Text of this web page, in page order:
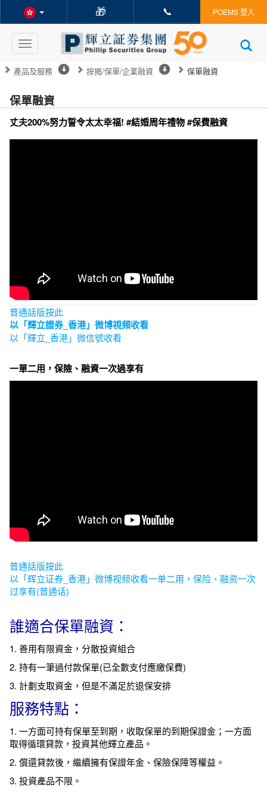
🎁 📞 POEMS 登入
Toggle
navigation
產品及服務 按揭/保單/企業融資 保單融資
保單融資
丈夫200%努力誓令太太幸福! #結婚周年禮物 #保費融資
普通話版按此
以「輝立證券_香港」微博視頻收看
以「輝立_香港」微信號收看
一單二用，保險、融資一次過享有
普通話版按此
以「辉立证券_香港」微博视频收看一单二用，保险、融资一次
过享有(普通话)
誰適合保單融資：
1. 善用有限資金，分散投資組合
2. 持有一筆過付款保單(已全數支付應繳保費)
3. 計劃支取資金，但是不滿足於退保安排
服務特點：
1. 一方面可持有保單至到期，收取保單的到期保證金；一方面
取得循環貸款，投資其他輝立產品。
2. 償還貸款後，繼續擁有保證年金、保險保障等權益。
3. 投資產品不限。